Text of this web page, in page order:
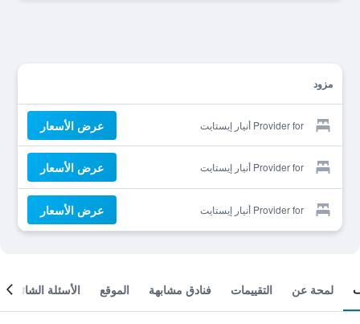
مزود
Provider for أنيار إيستايت عرض الأسعار
Provider for أنيار إيستايت عرض الأسعار
Provider for أنيار إيستايت عرض الأسعار
لمحة عن التقييمات فنادق مشابهة الموقع الأسئلة الشائعة